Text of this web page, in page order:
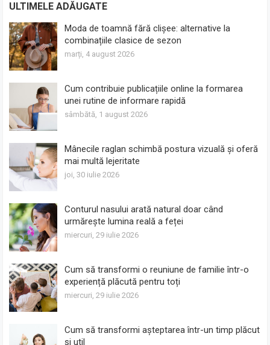
ULTIMELE ADĂUGATE
Moda de toamnă fără clișee: alternative la
combinațiile clasice de sezon
marți, 4 august 2026
Cum contribuie publicațiile online la formarea
unei rutine de informare rapidă
sâmbătă, 1 august 2026
Mânecile raglan schimbă postura vizuală și oferă
mai multă lejeritate
joi, 30 iulie 2026
Conturul nasului arată natural doar când
urmărește lumina reală a feței
miercuri, 29 iulie 2026
Cum să transformi o reuniune de familie într-o
experiență plăcută pentru toți
miercuri, 29 iulie 2026
Cum să transformi așteptarea într-un timp plăcut
și util